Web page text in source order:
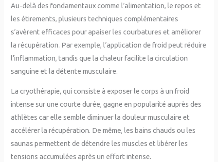
Au-delà des fondamentaux comme l’alimentation, le repos et
les étirements, plusieurs techniques complémentaires
s’avèrent efficaces pour apaiser les courbatures et améliorer
la récupération. Par exemple, l’application de froid peut réduire
l’inflammation, tandis que la chaleur facilite la circulation
sanguine et la détente musculaire.
La cryothérapie, qui consiste à exposer le corps à un froid
intense sur une courte durée, gagne en popularité auprès des
athlètes car elle semble diminuer la douleur musculaire et
accélérer la récupération. De même, les bains chauds ou les
saunas permettent de détendre les muscles et libérer les
tensions accumulées après un effort intense.